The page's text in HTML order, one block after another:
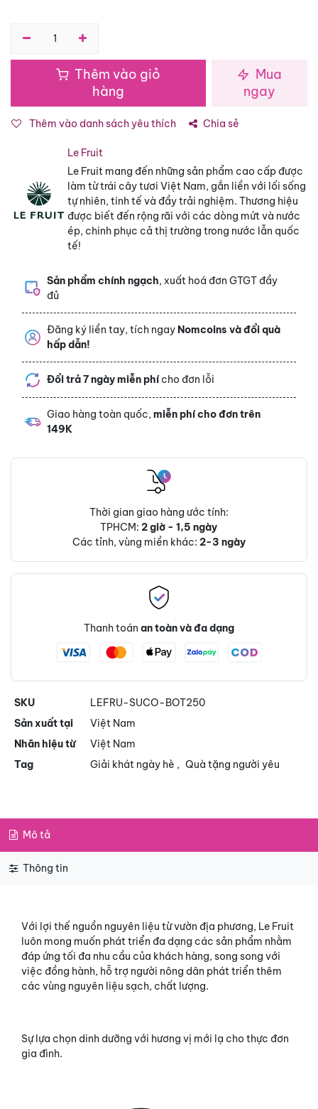
Thêm vào giỏ
hàng
Mua
ngay
Thêm vào danh sách yêu thích Chia sẻ
Le Fruit
Le Fruit mang đến những sản phẩm cao cấp được
làm từ trái cây tươi Việt Nam, gắn liền với lối sống
tự nhiên, tinh tế và đầy trải nghiệm. Thương hiệu
được biết đến rộng rãi với các dòng mứt và nước
ép, chinh phục cả thị trường trong nước lẫn quốc
tế!
Sản phẩm chính ngạch, xuất hoá đơn GTGT đầy
đủ
Đăng ký liền tay, tích ngay Nomcoins và đổi quà
hấp dẫn!
Đổi trả 7 ngày miễn phícho đơn lỗi
Giao hàng toàn quốc,miễn phí cho đơn trên
149K
Thời gian giao hàng ước tính:
TPHCM:2 giờ - 1,5 ngày
Các tỉnh, vùng miền khác: 2-3 ngày
Thanh toán an toàn và đa dạng
SKU
LEFRU-SUCO-BOT250
Sản xuất tại
Việt Nam
Nhãn hiệu từ
Việt Nam
Tag
Giải khát ngày hè , Quà tặng người yêu
Mô tả
Thông tin
Với lợi thế nguồn nguyên liệu từ vườn địa phương, Le Fruit
luôn mong muốn phát triển đa dạng các sản phẩm nhằm
đáp ứng tối đa nhu cầu của khách hàng, song song với
việc đồng hành, hỗ trợ người nông dân phát triển thêm
các vùng nguyên liệu sạch, chất lượng.
Sự lựa chọn dinh dưỡng với hương vị mới lạ cho thực đơn
gia đình.